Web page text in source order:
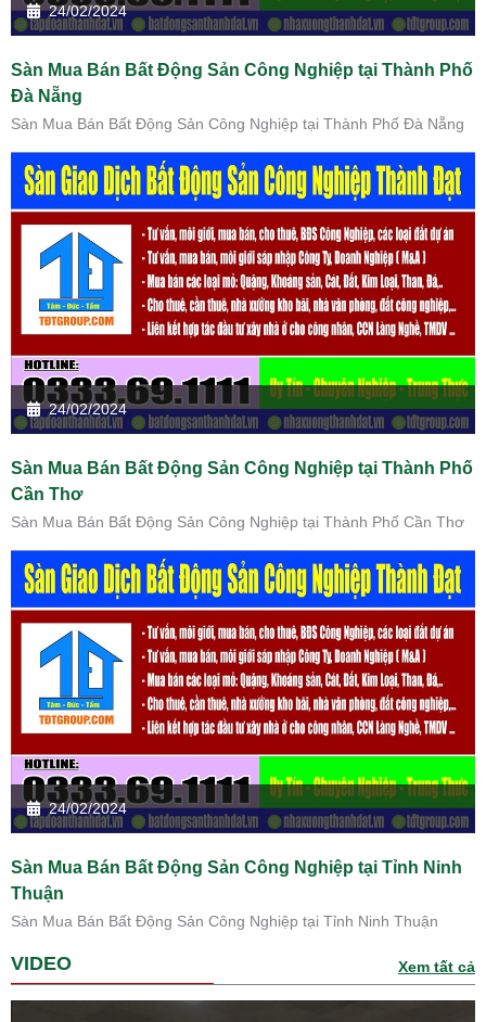
24/02/2024
Sàn Mua Bán Bất Động Sản Công Nghiệp tại Thành Phố
Đà Nẵng
Sàn Mua Bán Bất Động Sản Công Nghiệp tại Thành Phố Đà Nẵng
24/02/2024
Sàn Mua Bán Bất Động Sản Công Nghiệp tại Thành Phố
Cần Thơ
Sàn Mua Bán Bất Động Sản Công Nghiệp tại Thành Phố Cần Thơ
24/02/2024
Sàn Mua Bán Bất Động Sản Công Nghiệp tại Tỉnh Ninh
Thuận
Sàn Mua Bán Bất Động Sản Công Nghiệp tại Tỉnh Ninh Thuận
VIDEO Xem tất cả